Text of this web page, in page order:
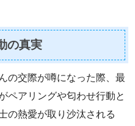
の真実
の交際が噂になった際、最
ペアリングや匂わせ行動と
の熱愛が取り沙汰される